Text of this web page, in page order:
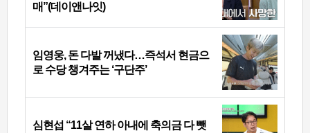
매”(데이앤나잇)
임영웅, 돈 다발 꺼냈다…즉석서 현금으
로 수당 챙겨주는 ‘구단주’
심현섭 “11살 연하 아내에 축의금 다 뺏